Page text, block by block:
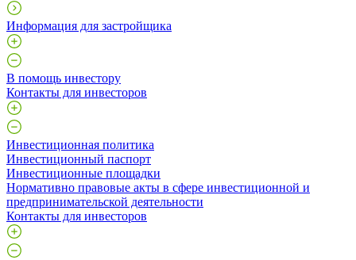
Информация для застройщика
В помощь инвестору
Контакты для инвесторов
Инвестиционная политика
Инвестиционный паспорт
Инвестиционные площадки
Нормативно правовые акты в сфере инвестиционной и
предпринимательской деятельности
Контакты для инвесторов